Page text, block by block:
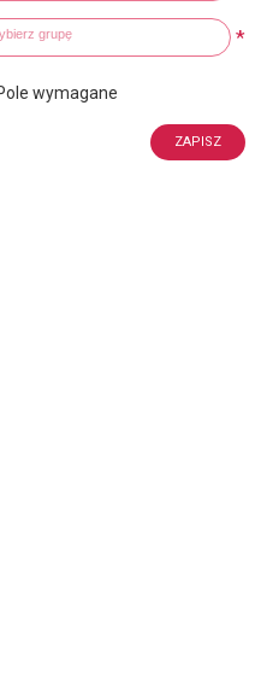
grupy tematyczne *
wyszukiwaną fraze
wymagane